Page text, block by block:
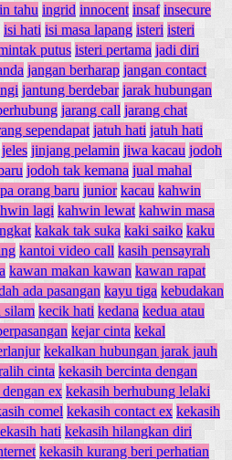
tahu ingrid innocent insaf insecure
isi hati isi masa lapang isteri isteri
putus isteri pertama jadi diri
jangan berharap jangan contact
jantung berdebar jarak hubungan
jarang call jarang chat
sependapat jatuh hati jatuh hati
jeles jinjang pelamin jiwa kacau jodoh
jodoh tak kemana jual mahal
orang baru junior kacau kahwin
lagi kahwin lewat kahwin masa
kakak tak suka kaki saiko kaku
kantoi video call kasih pensayrah
kawan makan kawan kawan rapat
ada pasangan kayu tiga kebudakan
silam kecik hati kedana kedua atau
kejar cinta kekal
kekalkan hubungan jarak jauh
cinta kekasih bercinta dengan
ex kekasih berhubung lelaki
comel kekasih contact ex kekasih
hati kekasih hilangkan diri
kekasih kurang beri perhatian